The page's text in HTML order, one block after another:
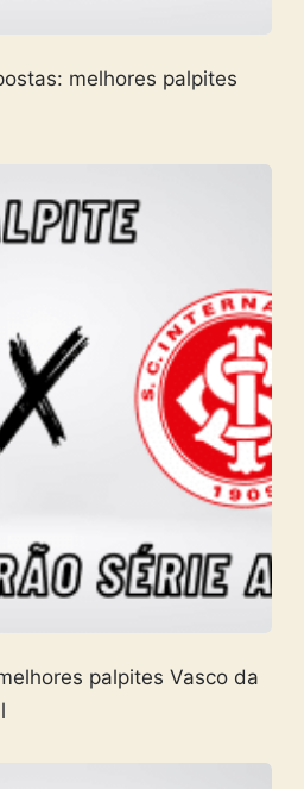
melhores palpites
palpites Vasco da